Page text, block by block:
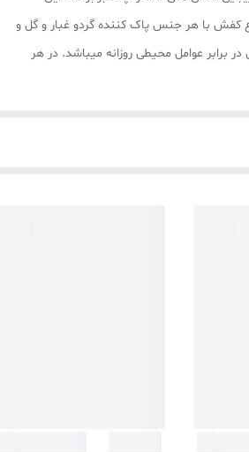
با هر جنس پاک کننده گردو غبار و گل و
برابر عوامل محیطی روزانه میباشد. در هر